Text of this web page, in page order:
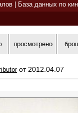
База данных по
просмотрено
от 2012.04.07